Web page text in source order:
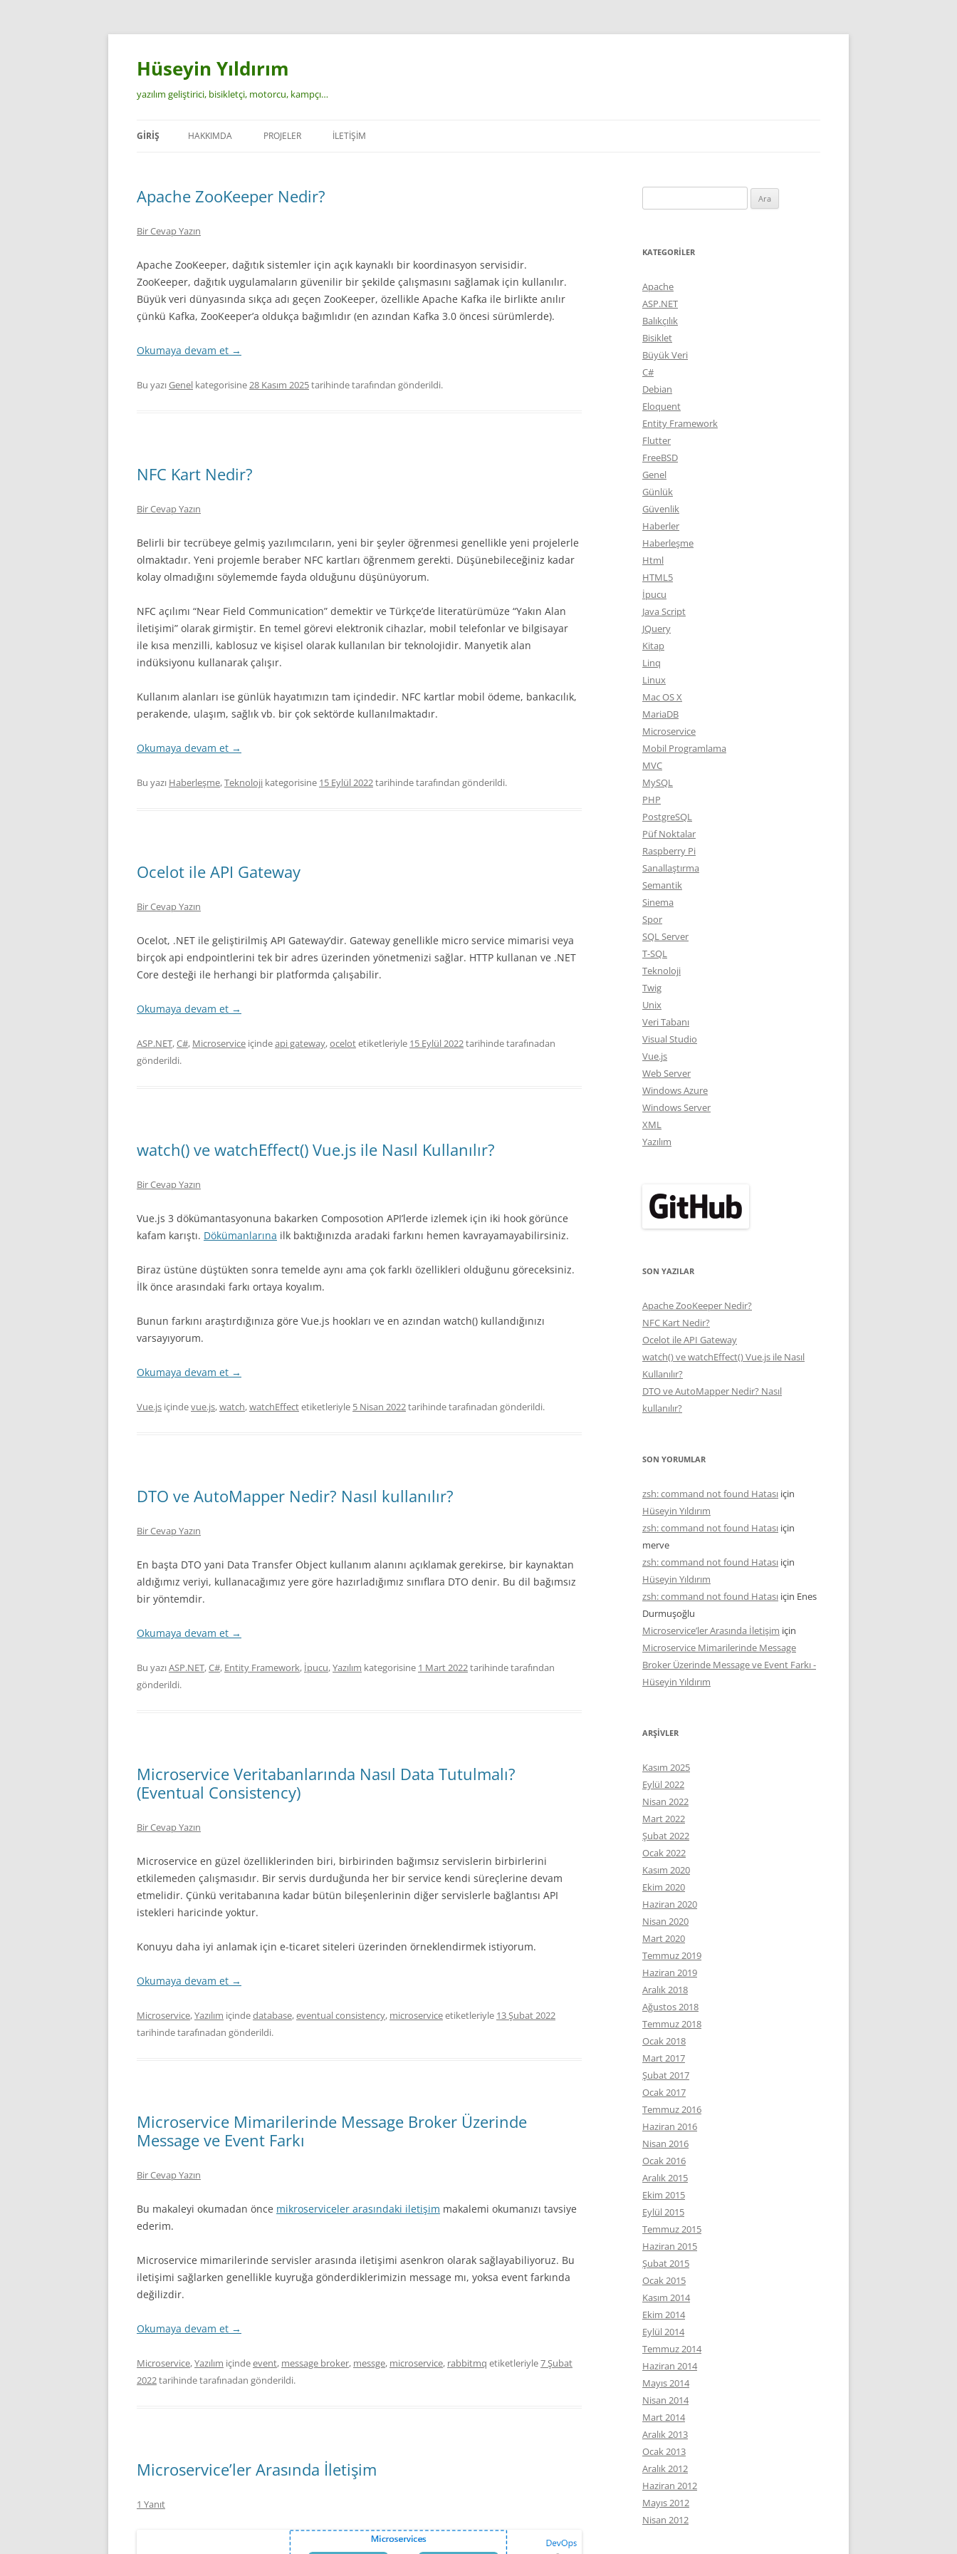
İçeriğe
Hüseyin Yıldırım
yazılım geliştirici, bisikletçi, motorcu, kampçı…
GIRIŞ HAKKIMDA PROJELER İLETIŞIM
Apache ZooKeeper Nedir?
Bir Cevap Yazın
Apache ZooKeeper, dağıtık sistemler için açık kaynaklı bir koordinasyon servisidir.
ZooKeeper, dağıtık uygulamaların güvenilir bir şekilde çalışmasını sağlamak için kullanılır.
Büyük veri dünyasında sıkça adı geçen ZooKeeper, özellikle Apache Kafka ile birlikte anılır
çünkü Kafka, ZooKeeper’a oldukça bağımlıdır (en azından Kafka 3.0 öncesi sürümlerde).
Okumaya devam et →
Bu yazıGenel kategorisine28 Kasım 2025tarihindetarafından gönderildi.
NFC Kart Nedir?
Bir Cevap Yazın
Belirli bir tecrübeye gelmiş yazılımcıların, yeni bir şeyler öğrenmesi genellikle yeni projelerle
olmaktadır. Yeni projemle beraber NFC kartları öğrenmem gerekti. Düşünebileceğiniz kadar
kolay olmadığını söylememde fayda olduğunu düşünüyorum.
NFC açılımı “Near Field Communication” demektir ve Türkçe’de literatürümüze “Yakın Alan
İletişimi” olarak girmiştir. En temel görevi elektronik cihazlar, mobil telefonlar ve bilgisayar
ile kısa menzilli, kablosuz ve kişisel olarak kullanılan bir teknolojidir. Manyetik alan
indüksiyonu kullanarak çalışır.
Kullanım alanları ise günlük hayatımızın tam içindedir. NFC kartlar mobil ödeme, bankacılık,
perakende, ulaşım, sağlık vb. bir çok sektörde kullanılmaktadır.
Okumaya devam et →
Bu yazı Haberleşme,Teknoloji kategorisine 15 Eylül 2022tarihindetarafından gönderildi.
Ocelot ile API Gateway
Bir Cevap Yazın
Ocelot, .NET ile geliştirilmiş API Gateway’dir. Gateway genellikle micro service mimarisi veya
birçok api endpointlerini tek bir adres üzerinden yönetmenizi sağlar. HTTP kullanan ve .NET
Core desteği ile herhangi bir platformda çalışabilir.
Okumaya devam et →
ASP.NET,C#, Microservice içindeapi gateway,ocelotetiketleriyle 15 Eylül 2022tarihindetarafınadan
gönderildi.
watch() ve watchEffect() Vue.js ile Nasıl Kullanılır?
Bir Cevap Yazın
Vue.js 3 dökümantasyonuna bakarken Composotion API’lerde izlemek için iki hook görünce
kafam karıştı. Dökümanlarına ilk baktığınızda aradaki farkını hemen kavrayamayabilirsiniz.
Biraz üstüne düştükten sonra temelde aynı ama çok farklı özellikleri olduğunu göreceksiniz.
İlk önce arasındaki farkı ortaya koyalım.
Bunun farkını araştırdığınıza göre Vue.js hookları ve en azından watch() kullandığınızı
varsayıyorum.
Okumaya devam et →
Vue.js içindevue.js,watch,watchEffectetiketleriyle 5 Nisan 2022tarihindetarafınadan gönderildi.
DTO ve AutoMapper Nedir? Nasıl kullanılır?
Bir Cevap Yazın
En başta DTO yani Data Transfer Object kullanım alanını açıklamak gerekirse, bir kaynaktan
aldığımız veriyi, kullanacağımız yere göre hazırladığımız sınıflara DTO denir. Bu dil bağımsız
bir yöntemdir.
Okumaya devam et →
Bu yazıASP.NET,C#, Entity Framework, İpucu,Yazılım kategorisine 1 Mart 2022tarihindetarafından
gönderildi.
Microservice Veritabanlarında Nasıl Data Tutulmalı?
(Eventual Consistency)
Bir Cevap Yazın
Microservice en güzel özelliklerinden biri, birbirinden bağımsız servislerin birbirlerini
etkilemeden çalışmasıdır. Bir servis durduğunda her bir service kendi süreçlerine devam
etmelidir. Çünkü veritabanına kadar bütün bileşenlerinin diğer servislerle bağlantısı API
istekleri haricinde yoktur.
Konuyu daha iyi anlamak için e-ticaret siteleri üzerinden örneklendirmek istiyorum.
Okumaya devam et →
Microservice,Yazılım içindedatabase,eventual consistency, microserviceetiketleriyle 13 Şubat 2022
tarihindetarafınadan gönderildi.
Microservice Mimarilerinde Message Broker Üzerinde
Message ve Event Farkı
Bir Cevap Yazın
Bu makaleyi okumadan önce mikroserviceler arasındaki iletişim makalemi okumanızı tavsiye
ederim.
Microservice mimarilerinde servisler arasında iletişimi asenkron olarak sağlayabiliyoruz. Bu
iletişimi sağlarken genellikle kuyruğa gönderdiklerimizin message mı, yoksa event farkında
değilizdir.
Okumaya devam et →
Microservice,Yazılım içindeevent, message broker, messge, microservice, rabbitmq etiketleriyle7 Şubat
2022tarihindetarafınadan gönderildi.
Microservice’ler Arasında İletişim
1 Yanıt
KATEGORILER
Apache
ASP.NET
Balıkçılık
Bisiklet
Büyük Veri
C#
Debian
Eloquent
Entity Framework
Flutter
FreeBSD
Genel
Günlük
Güvenlik
Haberler
Haberleşme
Html
HTML5
İpucu
Java Script
JQuery
Kitap
Linq
Linux
Mac OS X
MariaDB
Microservice
Mobil Programlama
MVC
MySQL
PHP
PostgreSQL
Püf Noktalar
Raspberry Pi
Sanallaştırma
Semantik
Sinema
Spor
SQL Server
T-SQL
Teknoloji
Twig
Unix
Veri Tabanı
Visual Studio
Vue.js
Web Server
Windows Azure
Windows Server
XML
Yazılım
SON YAZILAR
Apache ZooKeeper Nedir?
NFC Kart Nedir?
Ocelot ile API Gateway
watch() ve watchEffect() Vue.js ile Nasıl
Kullanılır?
DTO ve AutoMapper Nedir? Nasıl
kullanılır?
SON YORUMLAR
zsh: command not found Hatası için
Hüseyin Yıldırım
zsh: command not found Hatası için
merve
zsh: command not found Hatası için
Hüseyin Yıldırım
zsh: command not found Hatası için Enes
Durmuşoğlu
Microservice’ler Arasında İletişim için
Microservice Mimarilerinde Message
Broker Üzerinde Message ve Event Farkı -
Hüseyin Yıldırım
ARŞIVLER
Kasım 2025
Eylül 2022
Nisan 2022
Mart 2022
Şubat 2022
Ocak 2022
Kasım 2020
Ekim 2020
Haziran 2020
Nisan 2020
Mart 2020
Temmuz 2019
Haziran 2019
Aralık 2018
Ağustos 2018
Temmuz 2018
Ocak 2018
Mart 2017
Şubat 2017
Ocak 2017
Temmuz 2016
Haziran 2016
Nisan 2016
Ocak 2016
Aralık 2015
Ekim 2015
Eylül 2015
Temmuz 2015
Haziran 2015
Şubat 2015
Ocak 2015
Kasım 2014
Ekim 2014
Eylül 2014
Temmuz 2014
Haziran 2014
Mayıs 2014
Nisan 2014
Mart 2014
Aralık 2013
Ocak 2013
Aralık 2012
Haziran 2012
Mayıs 2012
Nisan 2012